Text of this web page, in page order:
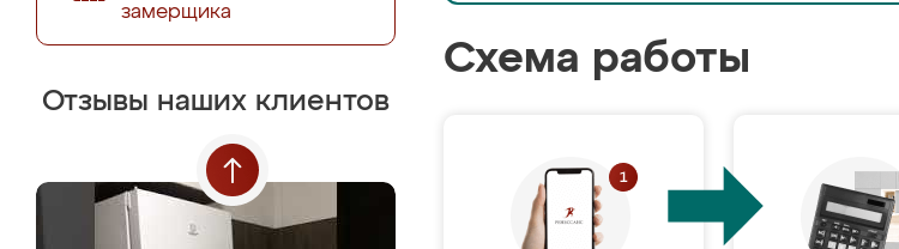
замерщика
Отзывы наших клиентов
Схема работы